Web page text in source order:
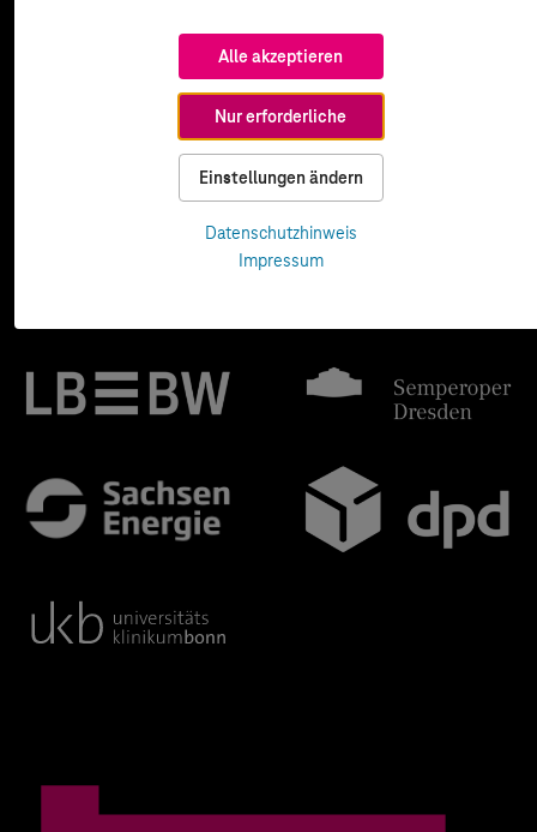
Alle akzeptieren
Nur erforderliche
Einstellungen ändern
Datenschutzhinweis
Impressum